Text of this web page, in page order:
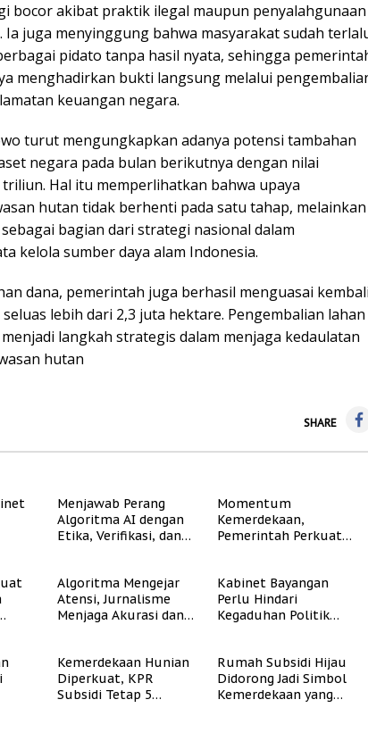
bocor akibat praktik ilegal maupun penyalahgunaan
Ia juga menyinggung bahwa masyarakat sudah
pidato tanpa hasil nyata, sehingga
menghadirkan bukti langsung melalui
keuangan negara.
turut mengungkapkan adanya potensi tambahan
negara pada bulan berikutnya dengan nilai
triliun. Hal itu memperlihatkan bahwa upaya
hutan tidak berhenti pada satu tahap, melainkan
bagian dari strategi nasional dalam
kelola sumber daya alam Indonesia.
dana, pemerintah juga berhasil menguasai kembali
lebih dari 2,3 juta hektare. Pengembalian lahan
langkah strategis dalam menjaga kedaulatan
hutan
SHARE
Menjawab Perang
Algoritma AI dengan
Etika, Verifikasi, dan
Momentum
Kemerdekaan,
Pemerintah Perkuat
Masyarakat
Berpenghasilan
Rendah
Algoritma Mengejar
Atensi, Jurnalisme
Menjaga Akurasi dan
Kabinet Bayangan
Perlu Hindari
Kegaduhan Politik
Kemerdekaan Hunian
Diperkuat, KPR
Subsidi Tetap 5
Rumah Subsidi Hijau
Didorong Jadi Simbol
Kemerdekaan yang